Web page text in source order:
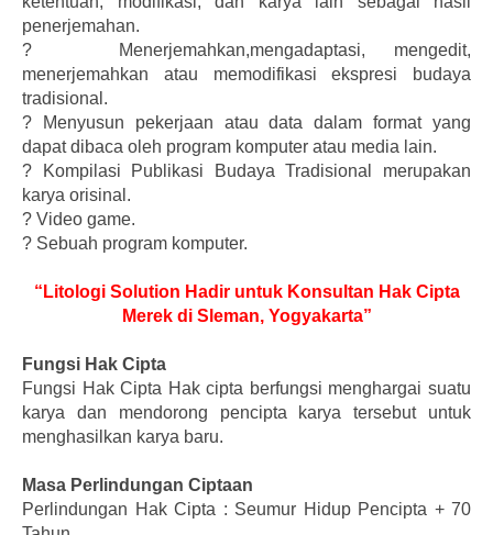
penerjemahan.
?
Menerjemahkan,mengadaptasi, mengedit,
menerjemahkan atau memodifikasi ekspresi budaya
tradisional.
?
Menyusun pekerjaan atau data dalam format yang
dapat dibaca oleh program komputer atau media lain.
?
Kompilasi Publikasi Budaya Tradisional merupakan
karya orisinal.
? Video game.
? Sebuah program komputer.
“Litologi Solution Hadir untuk Konsultan Hak Cipta
Merek di Sleman, Yogyakarta”
Fungsi Hak Cipta
Fungsi Hak Cipta Hak cipta berfungsi menghargai suatu
karya dan mendorong pencipta karya tersebut untuk
menghasilkan karya baru.
Masa Perlindungan Ciptaan
Perlindungan Hak Cipta : Seumur Hidup Pencipta + 70